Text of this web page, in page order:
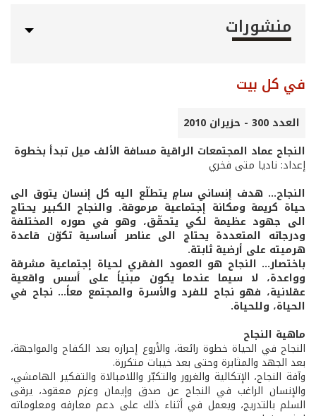
منشورات
في كل بيت
العدد 300 - حزيران 2010
النجاح عماد المجتمعات الراقية مسافة الألف ميل تبدأ بخطوة
إعداد: ناديا متى فخري
النجاح... هدف إنساني سامٍ يتطلّع اليه كل إنسان يتوق الى
حياة كريمة ومكانة إجتماعية مرموقة. والنجاح الكبير يحتاج
الى جهود عظيمة لكي يتحقّق، وهو في صوره المختلفة
ودرجاته المتعددة يحتاج الى عناصر أساسية تكوّن قاعدة
هرميته على أرضية ثابتة.
باختصار... النجاح هو العمود الفقري لحياة إجتماعية مشرقة
وواعدة، لا سيما عندما يكون مبنياً على أسس واقعية
عقلانية، فهو نجاح للفرد والأسرة والمجتمع معاً... نجاح في
الحياة، وللحياة.
ماهية النجاح
النجاح في الحياة خطوة رائعة، والأروع إحرازه بعد الكفاح والمواجهة،
بعد الجهد والمثابرة وحتى بعد خيبات متكررة.
وآفة النجاح، الإتكالية والغرور والتكبّر واللامبالاة والتفكير الهامشي،
والإنسان الراغب في النجاح عن صدق وإيمان وعزم معقود، يرقى
السلم بالتدريج، ويعمل في أثناء ذلك على دعم معارفه ومعلوماته